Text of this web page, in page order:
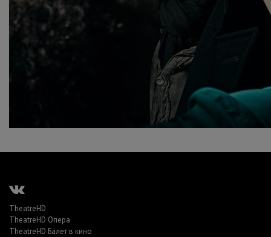
TheatreHD
TheatreHD Опера
TheatreHD Балет в кино